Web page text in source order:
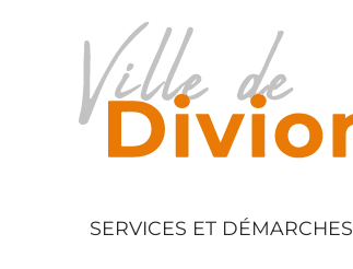
SERVICES ET DÉMARCHES